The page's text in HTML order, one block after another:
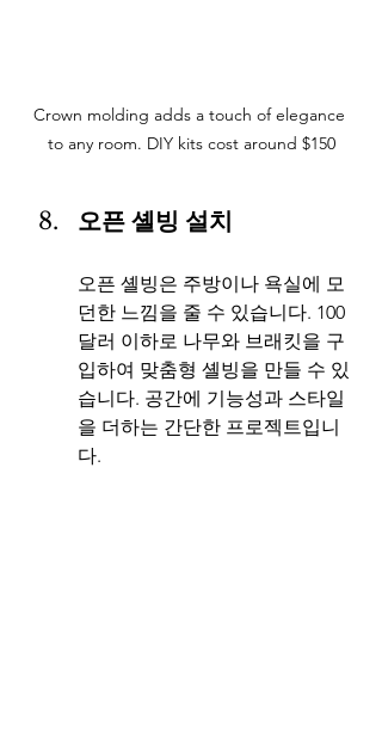
Crown molding adds a touch of elegance
to any room. DIY kits cost around $150
오픈 셸빙 설치
오픈 셸빙은 주방이나 욕실에 모
던한 느낌을 줄 수 있습니다. 100
달러 이하로 나무와 브래킷을 구
입하여 맞춤형 셸빙을 만들 수 있
습니다. 공간에 기능성과 스타일
을 더하는 간단한 프로젝트입니
다.